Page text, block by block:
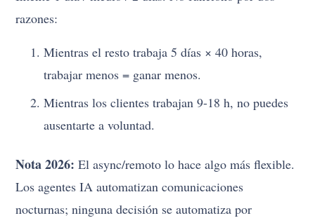
razones:
Mientras el resto trabaja 5 días × 40 horas,
trabajar menos = ganar menos.
Mientras los clientes trabajan 9-18 h, no puedes
ausentarte a voluntad.
Nota 2026: El async/remoto lo hace algo más flexible.
Los agentes IA automatizan comunicaciones
nocturnas; ninguna decisión se automatiza por